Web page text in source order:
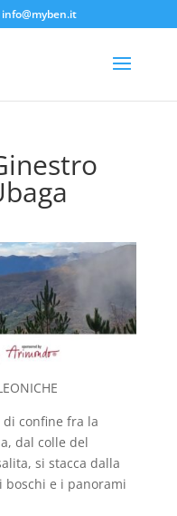
info@myben.it
di confine fra la
dal colle del
si stacca dalla
e i panorami